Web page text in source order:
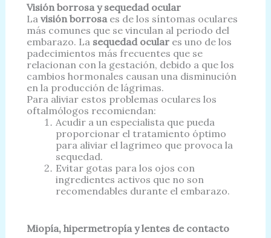
Visión borrosa y sequedad ocular
La visión borrosaes de los síntomas oculares
más comunes que se vinculan al periodo del
embarazo. La sequedad oculares uno de los
padecimientos más frecuentes que se
relacionan con la gestación, debido a que los
cambios hormonales causan una disminución
en la producción de lágrimas.
Para aliviar estos problemas oculares los
oftalmólogos recomiendan:
Acudir a un especialista que pueda
proporcionar el tratamiento óptimo
para aliviar el lagrimeo que provoca la
sequedad.
Evitar gotas para los ojos con
ingredientes activos que no son
recomendables durante el embarazo.
Miopía, hipermetropía y lentes de contacto